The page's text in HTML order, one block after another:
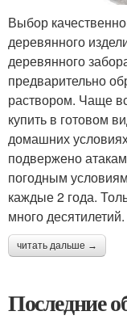
Выбор
деревянного
деревянного
предварительно
раствором. Чаще
купить в готовом
домашних
подвержено
погодным
каждые 2 года.
много десятилетий.
читать дальше →
Последние